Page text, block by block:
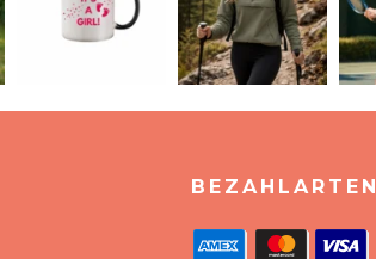
BEZAHLARTEN